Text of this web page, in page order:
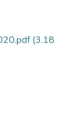
(3.18